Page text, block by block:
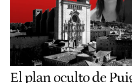
El plan oculto de